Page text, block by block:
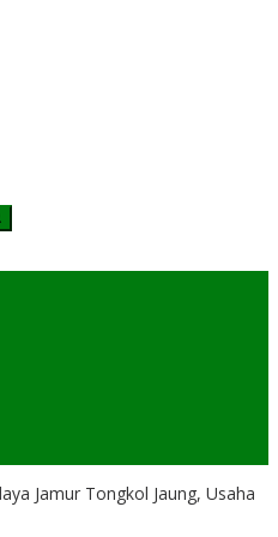
Jamur Tongkol Jaung, Usaha